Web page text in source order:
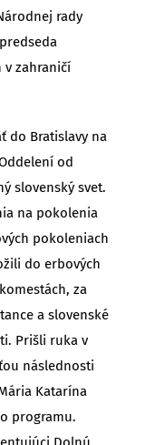
rady
v zahraničí
do Bratislavy na
od
slovenský svet.
na pokolenia
pokoleniach
do erbových
za
a slovenské
Prišli ruka v
následnosti
Katarína
programu.